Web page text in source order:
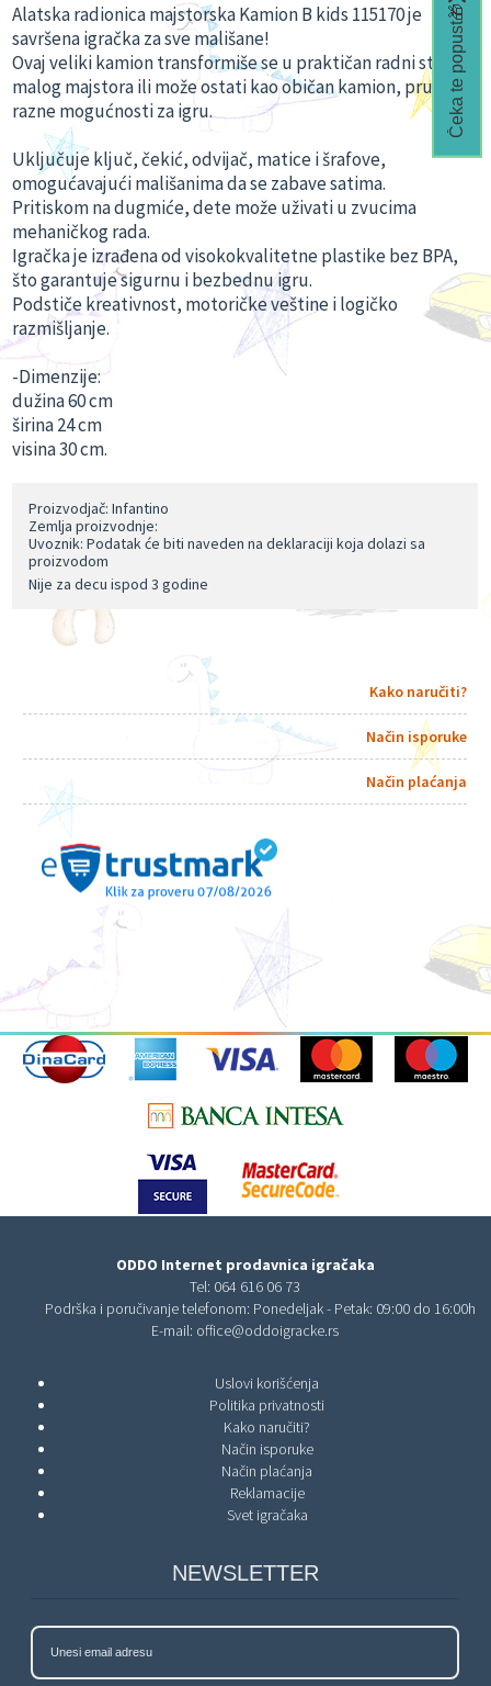
Alatska radionica majstorska Kamion B kids 115170je
savršena igračka za sve mališane!
Ovaj veliki kamion transformiše se u praktičan radni sto
malog majstora ili može ostati kao običan kamion, pružajući
razne mogućnosti za igru.
Uključuje ključ, čekić, odvijač, matice i šrafove,
omogućavajući mališanima da se zabave satima.
Pritiskom na dugmiće, dete može uživati u zvucima
mehaničkog rada.
Igračka je izrađena od visokokvalitetne plastike bez BPA,
što garantuje sigurnu i bezbednu igru.
Podstiče kreativnost, motoričke veštine i logičko
razmišljanje.
-Dimenzije:
dužina 60 cm
širina 24 cm
visina 30 cm.
Proizvodjač: Infantino
Zemlja proizvodnje:
Uvoznik: Podatak će biti naveden na deklaraciji koja dolazi sa
proizvodom
Nije za decu ispod 3 godine
Kako naručiti?
Način isporuke
Način plaćanja
ODDO Internet prodavnica igračaka
Tel: 064 616 06 73
Podrška i poručivanje telefonom: Ponedeljak - Petak: 09:00 do 16:00h
E-mail: office@oddoigracke.rs
Uslovi korišćenja
Politika privatnosti
Kako naručiti?
Način isporuke
Način plaćanja
Reklamacije
Svet igračaka
NEWSLETTER
Čeka te popust🎁